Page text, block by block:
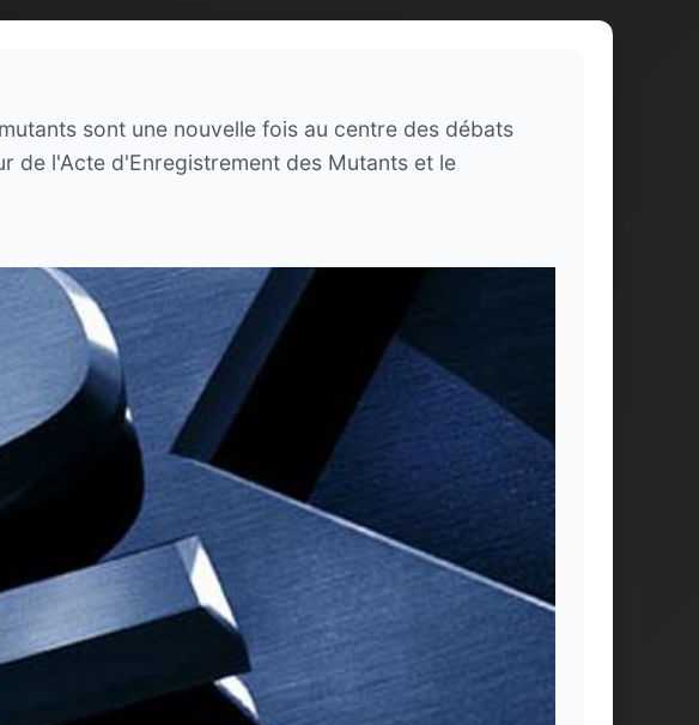
sont une nouvelle fois au centre des débats
de l'Acte d'Enregistrement des Mutants et le